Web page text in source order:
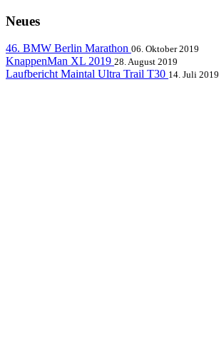
Neues
46. BMW Berlin Marathon 06. Oktober 2019
KnappenMan XL 2019 28. August 2019
Laufbericht Maintal Ultra Trail T30 14. Juli 2019